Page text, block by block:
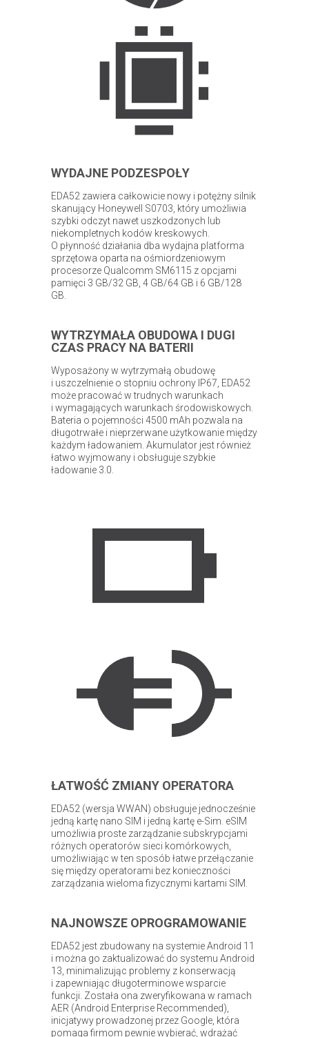
WYDAJNE PODZESPOŁY
EDA52 zawiera całkowicie nowy i potężny silnik
skanujący Honeywell S0703, który umożliwia
szybki odczyt nawet uszkodzonych lub
niekompletnych kodów kreskowych.
O płynność działania dba wydajna platforma
sprzętowa oparta na ośmiordzeniowym
procesorze Qualcomm SM6115 z opcjami
pamięci 3 GB/32 GB, 4 GB/64 GB i 6 GB/128
GB.
WYTRZYMAŁA OBUDOWA I DUGI
CZAS PRACY NA BATERII
Wyposażony w wytrzymałą obudowę
i uszczelnienie o stopniu ochrony IP67, EDA52
może pracować w trudnych warunkach
i wymagających warunkach środowiskowych.
Bateria o pojemności 4500 mAh pozwala na
długotrwałe i nieprzerwane użytkowanie między
każdym ładowaniem. Akumulator jest również
łatwo wyjmowany i obsługuje szybkie
ładowanie 3.0.
ŁATWOŚĆ ZMIANY OPERATORA
EDA52 (wersja WWAN) obsługuje jednocześnie
jedną kartę nano SIM i jedną kartę e-Sim. eSIM
umożliwia proste zarządzanie subskrypcjami
różnych operatorów sieci komórkowych,
umożliwiając w ten sposób łatwe przełączanie
się między operatorami bez konieczności
zarządzania wieloma fizycznymi kartami SIM.
NAJNOWSZE OPROGRAMOWANIE
EDA52 jest zbudowany na systemie Android 11
i można go zaktualizować do systemu Android
13, minimalizując problemy z konserwacją
i zapewniając długoterminowe wsparcie
funkcji. Została ona zweryfikowana w ramach
AER (Android Enterprise Recommended),
inicjatywy prowadzonej przez Google, która
pomaga firmom pewnie wybierać, wdrażać